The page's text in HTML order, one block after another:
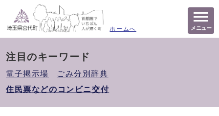
ホームへ メニュー
注目のキーワード
電子掲示場
ごみ分別辞典
住民票などのコンビニ交付